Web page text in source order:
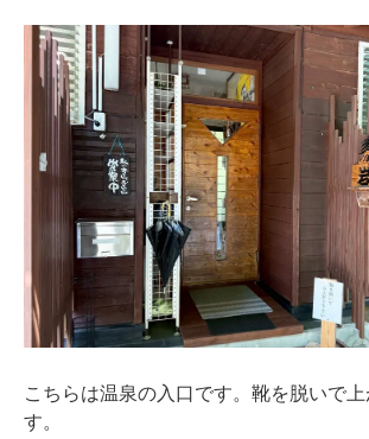
こちらは温泉の入口です。靴を脱いで
す。